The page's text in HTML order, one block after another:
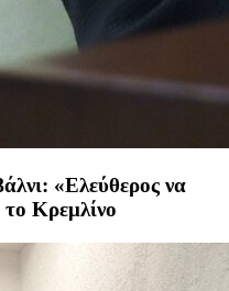
«Ελεύθερος να
το Κρεμλίνο